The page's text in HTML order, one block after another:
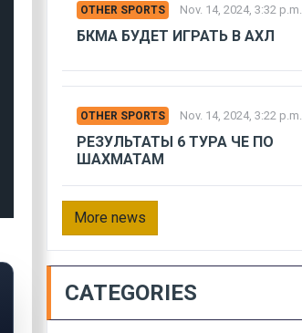
OTHER SPORTS Nov. 14, 2024, 3:32 p.m.
БКМА БУДЕТ ИГРАТЬ В АХЛ
OTHER SPORTS Nov. 14, 2024, 3:22 p.m.
РЕЗУЛЬТАТЫ 6 ТУРА ЧЕ ПО
ШАХМАТАМ
More news
CATEGORIES